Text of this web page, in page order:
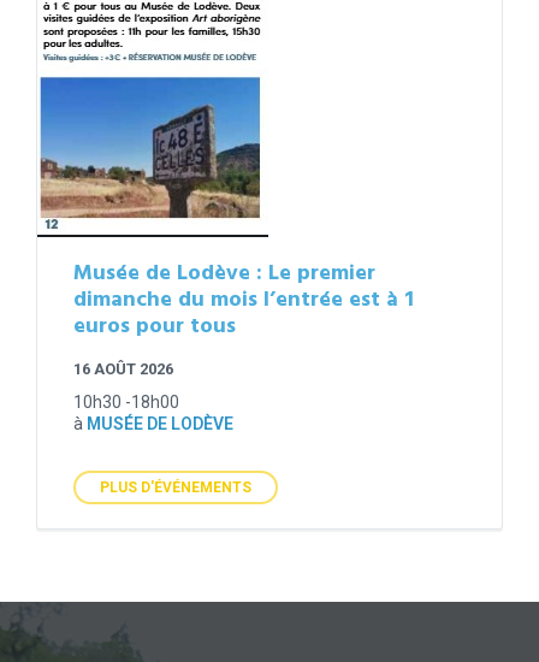
Musée de Lodève : Le premier
dimanche du mois l’entrée est à 1
euros pour tous
16 AOÛT 2026
10h30 -18h00
à MUSÉE DE LODÈVE
PLUS D'ÉVÉNEMENTS